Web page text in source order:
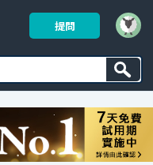
提問